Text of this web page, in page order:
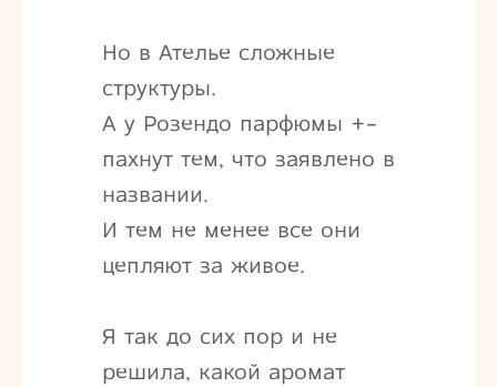
Но в Ателье сложные
структуры.
А у Розендо парфюмы +-
пахнут тем, что заявлено в
названии.
И тем не менее все они
цепляют за живое.
Я так до сих пор и не
решила, какой аромат